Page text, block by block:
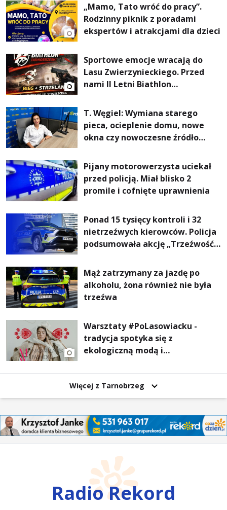
„Mamo, Tato wróć do pracy”.
Rodzinny piknik z poradami
ekspertów i atrakcjami dla dzieci
Sportowe emocje wracają do
Lasu Zwierzynieckiego. Przed
nami II Letni Biathlon
T. Węgiel: Wymiana starego
pieca, ocieplenie domu, nowe
okna czy nowoczesne źródło
rachunki za energię, lepszy
komfort życia i... czystsze
powietrze
Pijany motorowerzysta uciekał
przed policją. Miał blisko 2
promile i cofnięte uprawnienia
Ponad 15 tysięcy kontroli i 32
nietrzeźwych kierowców. Policja
podsumowała akcję „Trzeźwość”
Mąż zatrzymany za jazdę po
alkoholu, żona również nie była
trzeźwa
Warsztaty #PoLasowiacku -
tradycja spotyka się z
ekologiczną modą i
Więcej z Tarnobrzeg
Radio Rekord